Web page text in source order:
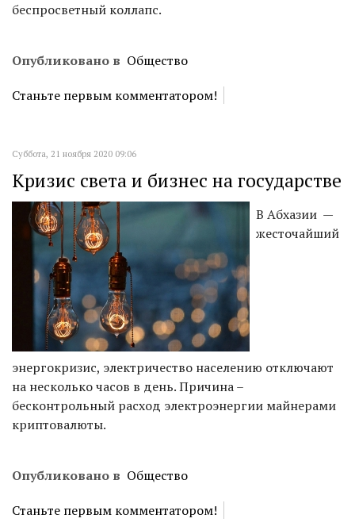
беспросветный коллапс.
Опубликовано в Общество
Станьте первым комментатором!
Суббота, 21 ноября 2020 09:06
Кризис света и бизнес на государстве
В Абхазии —
жесточайший
энергокризис, электричество населению отключают
на несколько часов в день. Причина –
бесконтрольный расход электроэнергии майнерами
криптовалюты.
Опубликовано в Общество
Станьте первым комментатором!